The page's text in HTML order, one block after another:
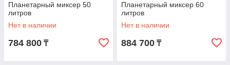
Планетарный миксер 50
литров
Нет в наличии
784 800 ₸
Планетарный миксер 60
литров
Нет в наличии
884 700 ₸